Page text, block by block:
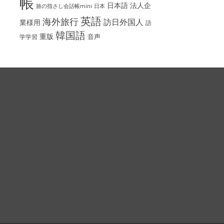
旅の指さし会話帳mini 日本 日本語 法人企
業様用 海外旅行英語訪日外国人 語
学学習 重版 韓国語 音声